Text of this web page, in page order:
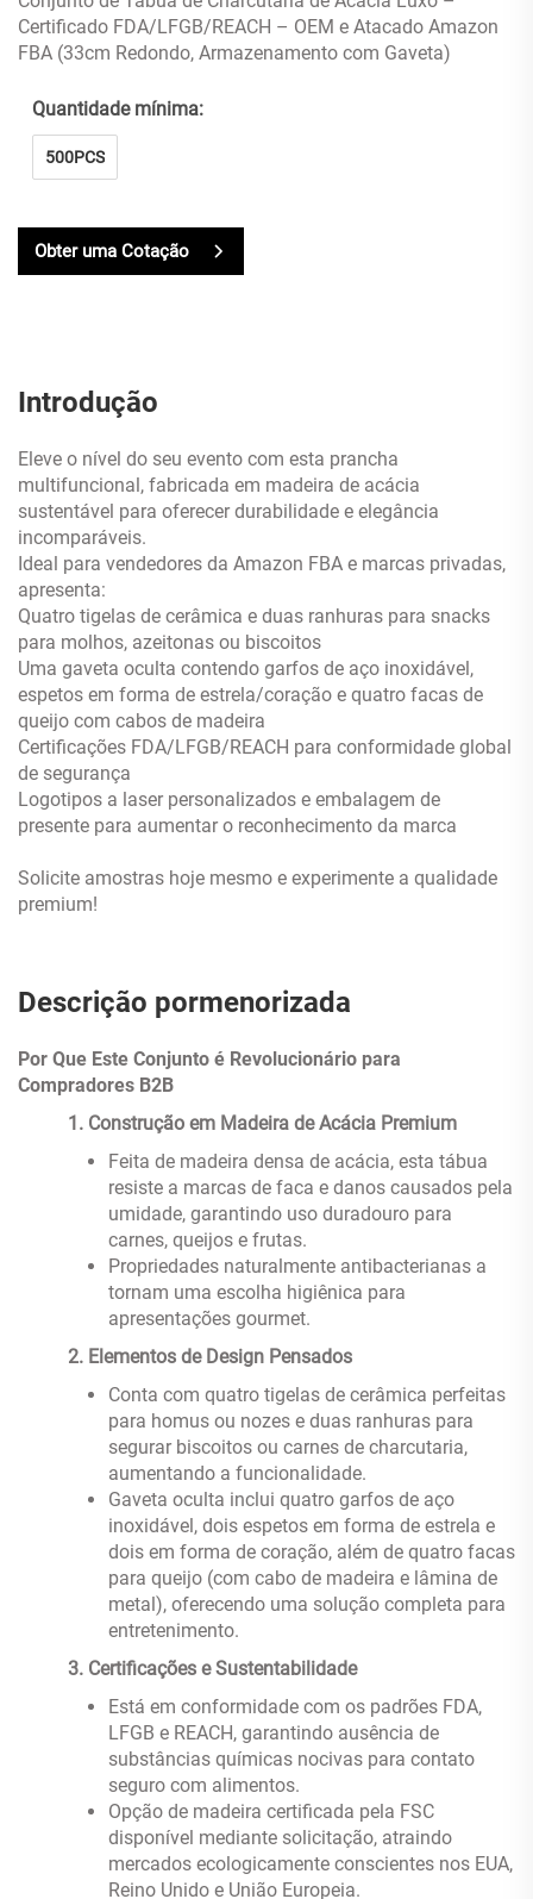
Certificado FDA/LFGB/REACH – OEM e Atacado Amazon
FBA (33cm Redondo, Armazenamento com Gaveta)
Quantidade mínima:
500PCS
Obter uma Cotação
Introdução
Eleve o nível do seu evento com esta prancha
multifuncional, fabricada em madeira de acácia
sustentável para oferecer durabilidade e elegância
incomparáveis.
Ideal para vendedores da Amazon FBA e marcas privadas,
apresenta:
Quatro tigelas de cerâmica e duas ranhuras para snacks
para molhos, azeitonas ou biscoitos
Uma gaveta oculta contendo garfos de aço inoxidável,
espetos em forma de estrela/coração e quatro facas de
queijo com cabos de madeira
Certificações FDA/LFGB/REACH para conformidade global
de segurança
Logotipos a laser personalizados e embalagem de
presente para aumentar o reconhecimento da marca
Solicite amostras hoje mesmo e experimente a qualidade
premium!
Descrição pormenorizada
Por Que Este Conjunto é Revolucionário para
Compradores B2B
1. Construção em Madeira de Acácia Premium
Feita de madeira densa de acácia, esta tábua
resiste a marcas de faca e danos causados pela
umidade, garantindo uso duradouro para
carnes, queijos e frutas.
Propriedades naturalmente antibacterianas a
tornam uma escolha higiênica para
apresentações gourmet.
2. Elementos de Design Pensados
Conta com quatro tigelas de cerâmica perfeitas
para homus ou nozes e duas ranhuras para
segurar biscoitos ou carnes de charcutaria,
aumentando a funcionalidade.
Gaveta oculta inclui quatro garfos de aço
inoxidável, dois espetos em forma de estrela e
dois em forma de coração, além de quatro facas
para queijo (com cabo de madeira e lâmina de
metal), oferecendo uma solução completa para
entretenimento.
3. Certificações e Sustentabilidade
Está em conformidade com os padrões FDA,
LFGB e REACH, garantindo ausência de
substâncias químicas nocivas para contato
seguro com alimentos.
Opção de madeira certificada pela FSC
disponível mediante solicitação, atraindo
mercados ecologicamente conscientes nos EUA,
Reino Unido e União Europeia.